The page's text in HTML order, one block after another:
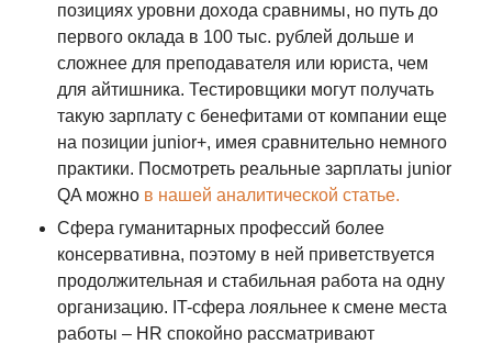
позициях уровни дохода сравнимы, но путь до
первого оклада в 100 тыс. рублей дольше и
сложнее для преподавателя или юриста, чем
для айтишника. Тестировщики могут получать
такую зарплату с бенефитами от компании еще
на позиции junior+, имея сравнительно немного
практики. Посмотреть реальные зарплаты junior
QA можно в нашей аналитической статье.
Сфера гуманитарных профессий более
консервативна, поэтому в ней приветствуется
продолжительная и стабильная работа на одну
организацию. IT-сфера лояльнее к смене места
работы – HR спокойно рассматривают